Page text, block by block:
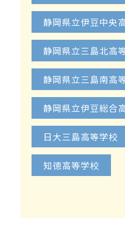
静岡県立伊豆中央
静岡県立三島北高
静岡県立三島南高
静岡県立伊豆総合
日大三島高等学校
知徳高等学校